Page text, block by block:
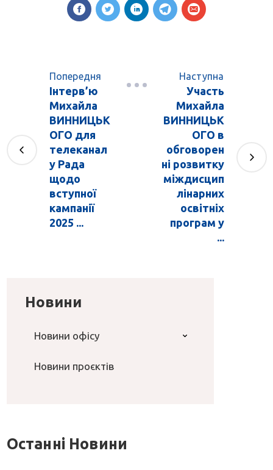
Попередня
Інтерв’ю
Михайла
ВИННИЦЬК
ОГО для
телеканал
у Рада
щодо
вступної
кампанії
2025 ...
Наступна
Участь
Михайла
ВИННИЦЬК
ОГО в
обговорен
ні розвитку
міждисцип
лінарних
освітніх
програм у
...
Новини
Новини офісу
Новини проєктів
Останні Новини